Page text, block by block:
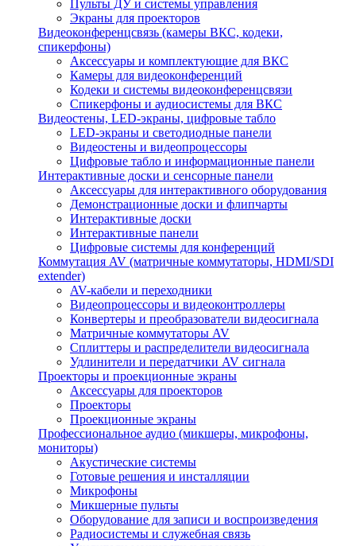
Пульты ДУ и системы управления
Экраны для проекторов
Видеоконференцсвязь (камеры ВКС, кодеки,
спикерфоны)
Аксессуары и комплектующие для ВКС
Камеры для видеоконференций
Кодеки и системы видеоконференцсвязи
Спикерфоны и аудиосистемы для ВКС
Видеостены, LED-экраны, цифровые табло
LED-экраны и светодиодные панели
Видеостены и видеопроцессоры
Цифровые табло и информационные панели
Интерактивные доски и сенсорные панели
Аксессуары для интерактивного оборудования
Демонстрационные доски и флипчарты
Интерактивные доски
Интерактивные панели
Цифровые системы для конференций
Коммутация AV (матричные коммутаторы, HDMI/SDI
extender)
AV-кабели и переходники
Видеопроцессоры и видеоконтроллеры
Конвертеры и преобразователи видеосигнала
Матричные коммутаторы AV
Сплиттеры и распределители видеосигнала
Удлинители и передатчики AV сигнала
Проекторы и проекционные экраны
Аксессуары для проекторов
Проекторы
Проекционные экраны
Профессиональное аудио (микшеры, микрофоны,
мониторы)
Акустические системы
Готовые решения и инсталляции
Микрофоны
Микшерные пульты
Оборудование для записи и воспроизведения
Радиосистемы и служебная связь